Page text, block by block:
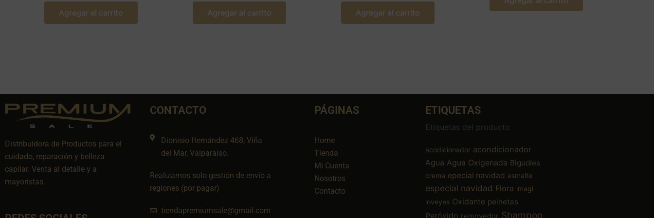
Agregar al carrito Agregar al carrito Agregar al carrito
Distribuidora de Productos para el
cuidado, reparación y belleza
capilar. Venta al detalle y a
mayoristas.
CONTACTO
Dionisio Hernández 468, Viña
del Mar, Valparaíso.
Realizamos solo gestión de envío a
regiones (por pagar)
tiendapremiumsale@gmail.com
PÁGINAS
Home
Tienda
Mi Cuenta
Nosotros
Contacto
ETIQUETAS
Etiquetas del producto
acodicionador acondicionador
Agua Agua Oxigenada Bigudíes
crema epecial navidad esmalte
especial navidad Flora imagi
loveyes Oxidante peinetas
Peróxido removedor Shampoo